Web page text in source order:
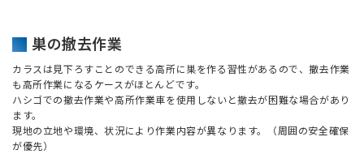
巣の撤去作業
カラスは見下ろすことのできる高所に巣を作る習性があるので、撤去作業
も高所作業になるケースがほとんどです。
ハシゴでの撤去作業や高所作業車を使用しないと撤去が困難な場合があり
ます。
現地の立地や環境、状況により作業内容が異なります。（周囲の安全確保
が優先）